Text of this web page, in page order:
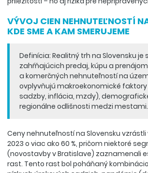
VÝVOJ CIEN NEHNUTEĽNOSTÍ
KDE SME A KAM SMERUJEME
Definícia: Realitný trh na Slovensku je
zahŕňajúcich predaj, kúpu a
a komerčných nehnuteľností na
ovplyvňujú makroekonomické
sadzby, inflácia, mzdy),
regionálne odlišnosti medzi mestami.
Ceny nehnuteľností na Slovensku vzrástli
2023 o viac ako 60 %, pričom niektoré
(novostavby v Bratislave) zaznamenali
rast. Tento rast bol poháňaný